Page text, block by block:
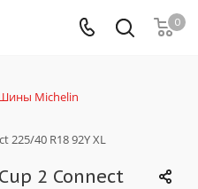
0
Michelin
225/40 R18 92Y XL
2 Connect